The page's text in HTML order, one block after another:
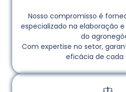
Nosso compromisso é
especializado na elaboração
do
Com expertise no setor,
eficácia de cada